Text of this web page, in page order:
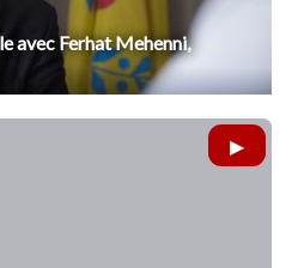
avec Ferhat Mehenni,